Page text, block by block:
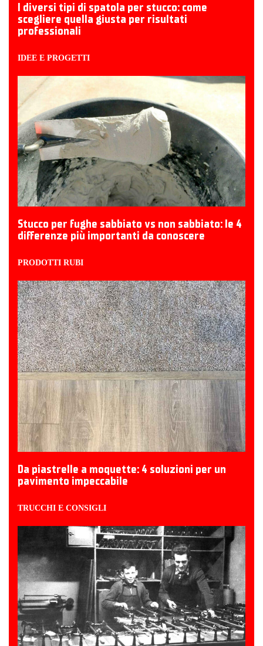
I diversi tipi di spatola per stucco: come
scegliere quella giusta per risultati
professionali
IDEE E PROGETTI
Stucco per fughe sabbiato vs non sabbiato: le 4
differenze più importanti da conoscere
PRODOTTI RUBI
Da piastrelle a moquette: 4 soluzioni per un
pavimento impeccabile
TRUCCHI E CONSIGLI